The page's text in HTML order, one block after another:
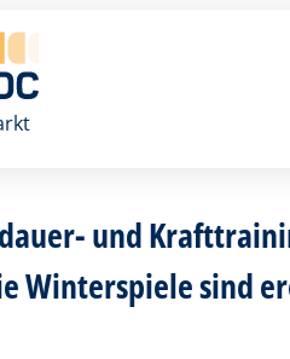
und
Winterspiele sind